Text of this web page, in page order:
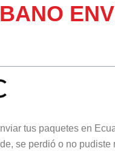
tus paquetes en
se perdió o no pudiste